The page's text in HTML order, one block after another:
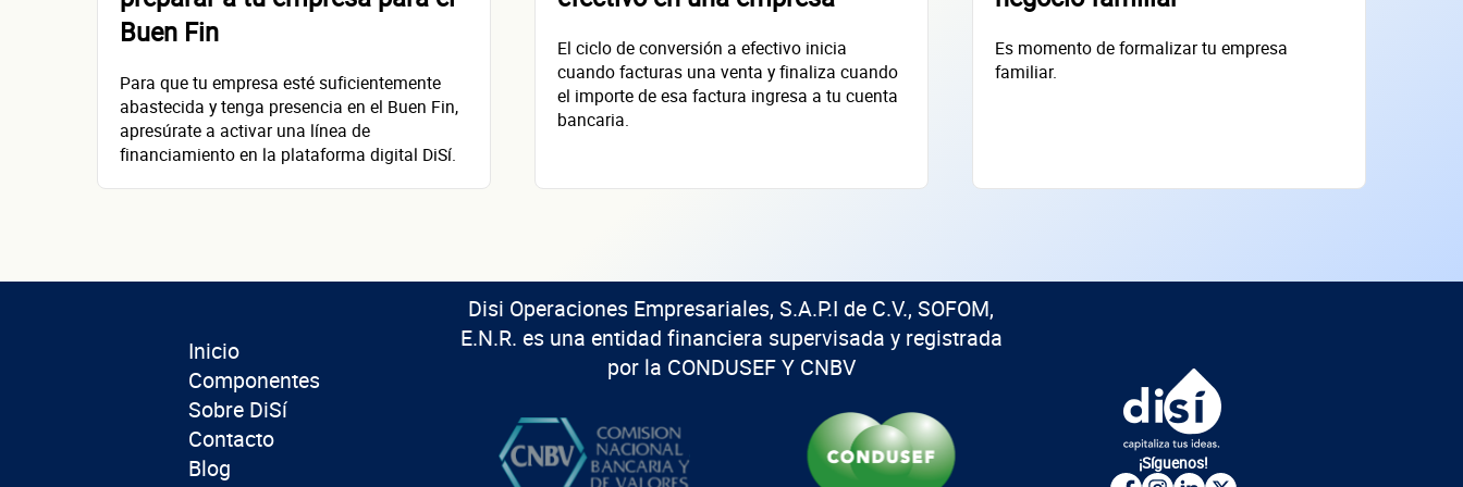
Buen Fin
Para que tu empresa esté suficientemente
abastecida y tenga presencia en el Buen Fin,
apresúrate a activar una línea de
financiamiento en la plataforma digital DiSí.
El ciclo de conversión a efectivo inicia
cuando facturas una venta y finaliza cuando
el importe de esa factura ingresa a tu cuenta
bancaria.
Es momento de formalizar tu empresa
familiar.
Inicio
Componentes
Sobre DiSí
Contacto
Blog
Disi Operaciones Empresariales, S.A.P.I de C.V., SOFOM,
E.N.R. es una entidad financiera supervisada y registrada
por la CONDUSEF Y CNBV
¡Síguenos!